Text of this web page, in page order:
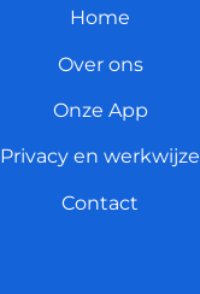
Home
Over ons
Onze App
Privacy en werkwijze
Contact